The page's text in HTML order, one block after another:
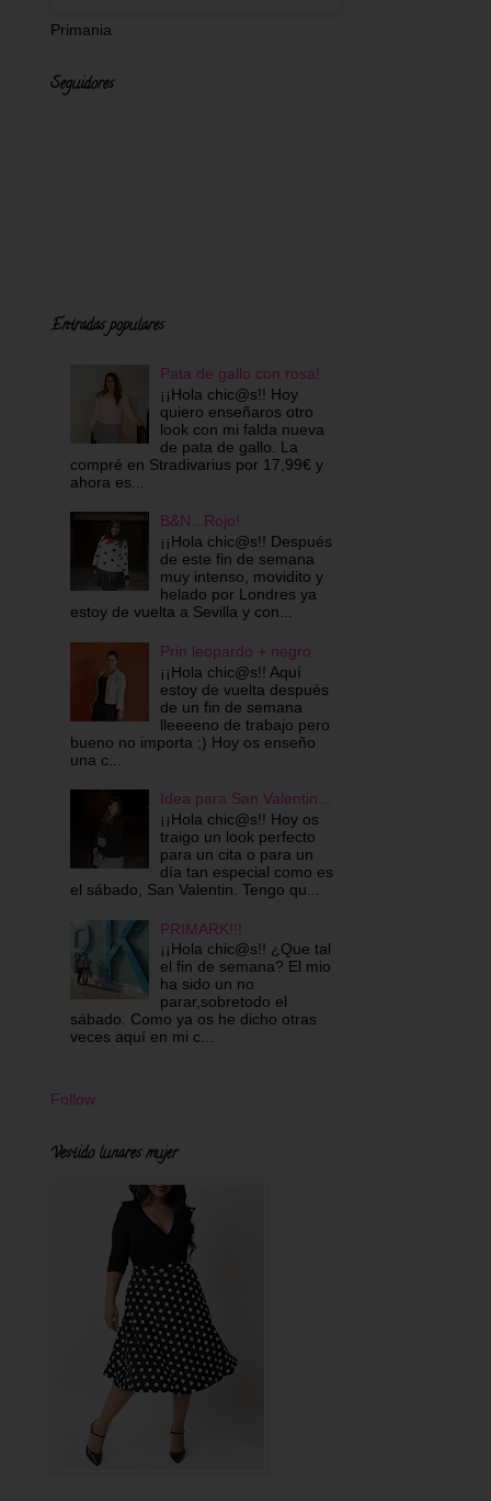
Primania
Seguidores
Entradas populares
Pata de gallo con rosa!
¡¡Hola chic@s!! Hoy
quiero enseñaros otro
look con mi falda nueva
de pata de gallo. La
compré en Stradivarius por 17,99€ y
ahora es...
B&N...Rojo!
¡¡Hola chic@s!! Después
de este fin de semana
muy intenso, movidito y
helado por Londres ya
estoy de vuelta a Sevilla y con...
Prin leopardo + negro
¡¡Hola chic@s!! Aquí
estoy de vuelta después
de un fin de semana
lleeeeno de trabajo pero
bueno no importa ;) Hoy os enseño
una c...
Idea para San Valentin...
¡¡Hola chic@s!! Hoy os
traigo un look perfecto
para un cita o para un
día tan especial como es
el sábado, San Valentin. Tengo qu...
PRIMARK!!!
¡¡Hola chic@s!! ¿Que tal
el fin de semana? El mio
ha sido un no
parar,sobretodo el
sábado. Como ya os he dicho otras
veces aquí en mi c...
Follow
Vestido lunares mujer